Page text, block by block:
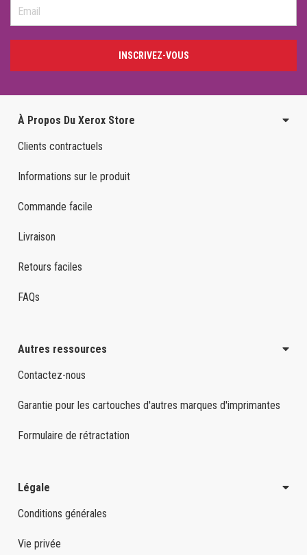
INSCRIVEZ-VOUS
À Propos Du Xerox Store
Clients contractuels
Informations sur le produit
Commande facile
Livraison
Retours faciles
FAQs
Autres ressources
Contactez-nous
Garantie pour les cartouches d'autres marques d'imprimantes
Formulaire de rétractation
Légale
Conditions générales
Vie privée